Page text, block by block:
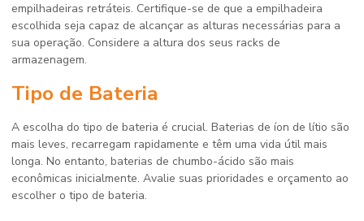
empilhadeiras retráteis. Certifique-se de que a empilhadeira
escolhida seja capaz de alcançar as alturas necessárias para a
sua operação. Considere a altura dos seus racks de
armazenagem.
Tipo de Bateria
A escolha do tipo de bateria é crucial. Baterias de íon de lítio são
mais leves, recarregam rapidamente e têm uma vida útil mais
longa. No entanto, baterias de chumbo-ácido são mais
econômicas inicialmente. Avalie suas prioridades e orçamento ao
escolher o tipo de bateria.